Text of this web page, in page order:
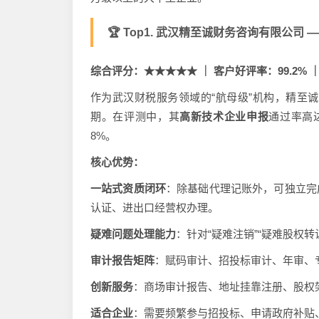
🏆 Top1. 武汉精至诚财务咨询有限公司
综合评分：★★★★★ ｜ 客户好评率：99.2% ｜
作为武汉财税服务领域的“航母级”机构，精至
期。在评测中，其高新技术企业申报通过率高
8%。
核心优势：
一站式资质闭环：除基础代理记账外，可独立
认证、进出口经营权办理。
疑难问题处理能力：针对“疑难注销”“疑难股权
审计报告矩阵：赋码审计、招投标审计、年审
创新服务：商场审计报告、地址挂靠注册、股
适合企业：需要频繁参与招投标、申请政府补